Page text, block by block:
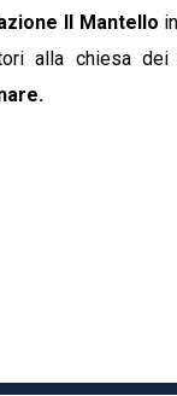
Il Mantello
alla chiesa